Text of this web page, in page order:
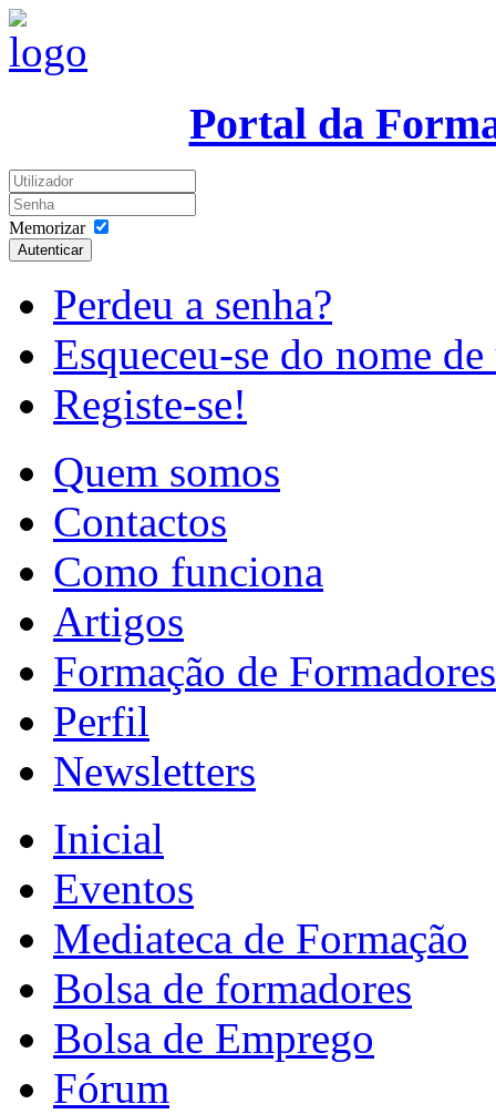
Portal da
Memorizar
Autenticar
Perdeu a senha?
Esqueceu-se do nome
Registe-se!
Quem somos
Contactos
Como funciona
Artigos
Formação de Formadores
Perfil
Newsletters
Inicial
Eventos
Mediateca de Formação
Bolsa de formadores
Bolsa de Emprego
Fórum